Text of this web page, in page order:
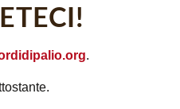
.